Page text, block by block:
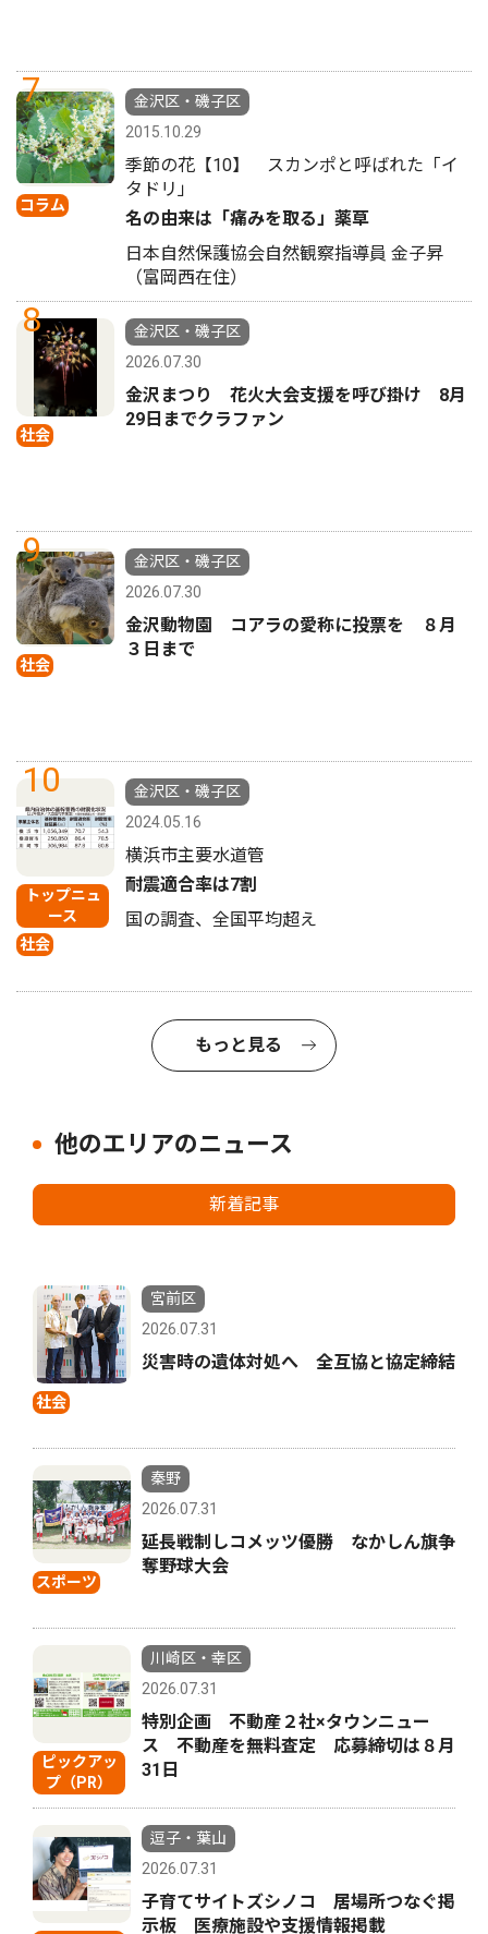
7
コラム
金沢区・磯子区
2015.10.29
季節の花【10】 スカンポと呼ばれた「イ
タドリ」
名の由来は「痛みを取る」薬草
日本自然保護協会自然観察指導員 金子昇
（富岡西在住）
8
社会
金沢区・磯子区
2026.07.30
金沢まつり 花火大会支援を呼び掛け 8月
29日までクラファン
9
社会
金沢区・磯子区
2026.07.30
金沢動物園 コアラの愛称に投票を ８月
３日まで
10
トップニュ
ース
社会
金沢区・磯子区
2024.05.16
横浜市主要水道管
耐震適合率は7割
国の調査、全国平均超え
もっと見る
他のエリアのニュース
新着記事
社会
宮前区
2026.07.31
災害時の遺体対処へ 全互協と協定締結
スポーツ
秦野
2026.07.31
延長戦制しコメッツ優勝 なかしん旗争
奪野球大会
ピックアッ
プ（PR）
川崎区・幸区
2026.07.31
特別企画 不動産２社×タウンニュー
ス 不動産を無料査定 応募締切は８月
31日
逗子・葉山
2026.07.31
子育てサイトズシノコ 居場所つなぐ掲
示板 医療施設や支援情報掲載